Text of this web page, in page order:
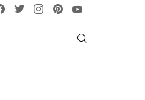
Facebook
TwitterInstagram